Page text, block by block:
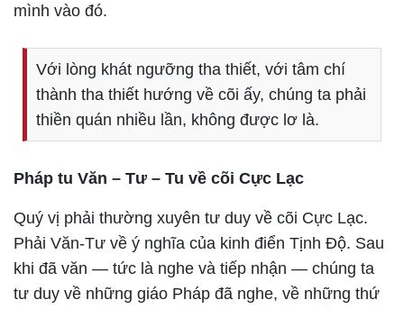
mình vào đó.
Với lòng khát ngưỡng tha thiết, với tâm chí
thành tha thiết hướng về cõi ấy, chúng ta phải
thiền quán nhiều lần, không được lơ là.
Pháp tu Văn – Tư – Tu về cõi Cực Lạc
Quý vị phải thường xuyên tư duy về cõi Cực Lạc.
Phải Văn-Tư về ý nghĩa của kinh điển Tịnh Độ. Sau
khi đã văn — tức là nghe và tiếp nhận — chúng ta
tư duy về những giáo Pháp đã nghe, về những thứ